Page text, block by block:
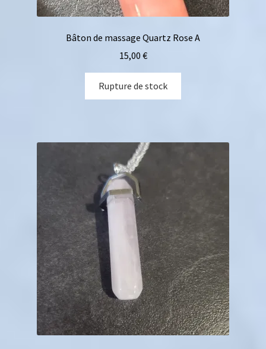
Bâton de massage Quartz Rose A
15,00 €
Rupture de stock